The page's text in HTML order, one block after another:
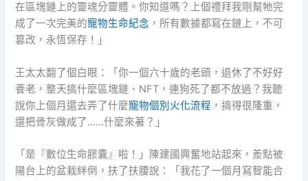
在區塊鏈上的靈魂分靈體。你知道嗎？上個禮拜我剛幫牠完
成了一次完美的寵物生命紀念 ，所有數據都寫在鏈上，不可
篡改，永恆保存！」
王太太翻了個白眼：「你一個六十歲的老頭，退休了不好好
養老，整天搞什麼區塊鏈、NFT，連狗死了都不放過？我聽
說你上個月還去弄了什麼寵物個別火化流程 ，搞得很隆重，
還把骨灰做成了……什麼來著？」
「是『數位生命膠囊』啦！」陳建國興奮地站起來，差點被
陽台上的盆栽絆倒，扶了扶腰說：「我花了一個月寫智能合